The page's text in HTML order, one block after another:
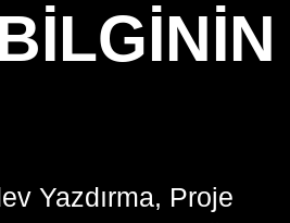
Yazdırma, Proje